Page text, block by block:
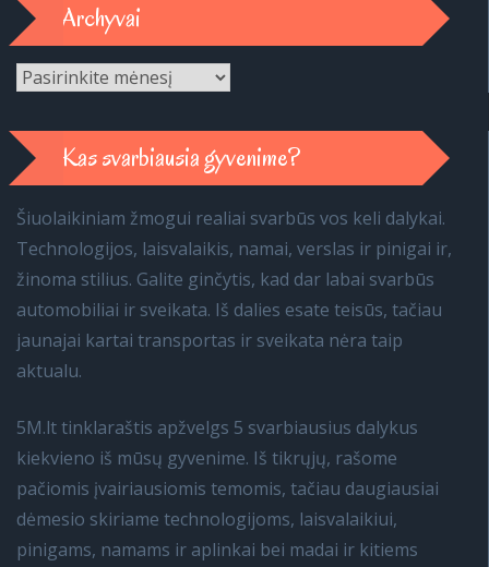
Archyvai
Archyvai
Kas svarbiausia gyvenime?
Šiuolaikiniam žmogui realiai svarbūs vos keli dalykai.
Technologijos, laisvalaikis, namai, verslas ir pinigai ir,
žinoma stilius. Galite ginčytis, kad dar labai svarbūs
automobiliai ir sveikata. Iš dalies esate teisūs, tačiau
jaunajai kartai transportas ir sveikata nėra taip
aktualu.
5M.lt tinklaraštis apžvelgs 5 svarbiausius dalykus
kiekvieno iš mūsų gyvenime. Iš tikrųjų, rašome
pačiomis įvairiausiomis temomis, tačiau daugiausiai
dėmesio skiriame technologijoms, laisvalaikiui,
pinigams, namams ir aplinkai bei madai ir kitiems